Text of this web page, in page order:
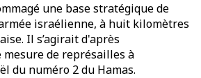
une base stratégique de
israélienne, à huit kilomètres
Il s’agirait d'après
mesure de représailles à
du numéro 2 du Hamas.